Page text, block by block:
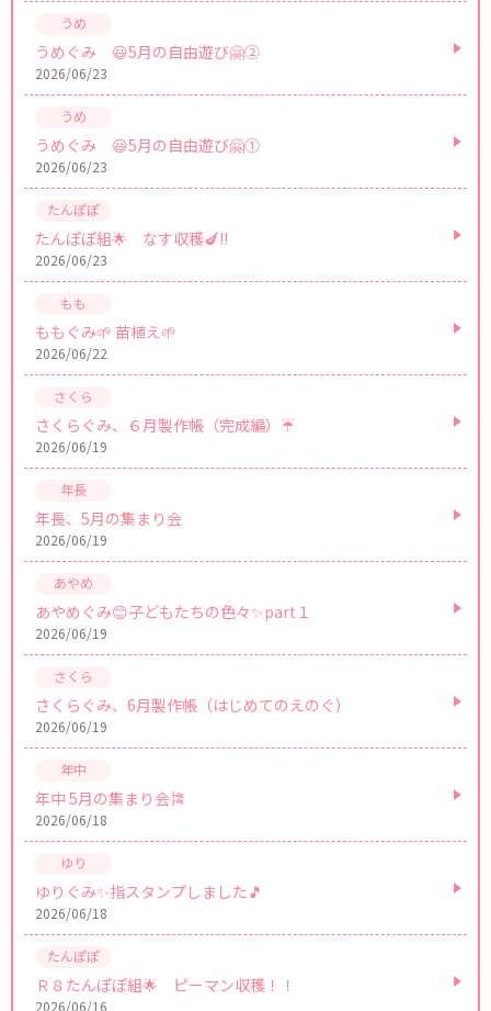
うめぐみ 😃5月の自由遊び🤗②
2026/06/23
うめぐみ 😃5月の自由遊び🤗①
2026/06/23
たんぽぽ組🌟 なす収穫🍆!!
2026/06/23
ももぐみ🌱 苗植え🌱
2026/06/22
さくらぐみ、６月製作帳（完成編）☔
2026/06/19
年長、5月の集まり会
2026/06/19
あやめぐみ😊子どもたちの色々✨part１
2026/06/19
さくらぐみ、6月製作帳（はじめてのえのぐ）
2026/06/19
年中 5月の集まり会🎏
2026/06/18
ゆりぐみ✨指スタンプしました🎵
2026/06/18
Ｒ８たんぽぽ組🌟 ピーマン収穫！！
2026/06/16